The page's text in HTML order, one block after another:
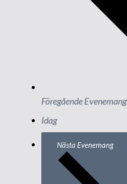
FöregåendeEvenemang
Idag
Nästa Evenemang